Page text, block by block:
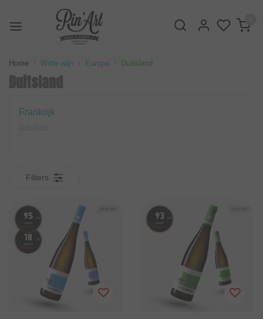
Home Witte wijn Europa Duitsland
Duitsland
Frankrijk
Filters